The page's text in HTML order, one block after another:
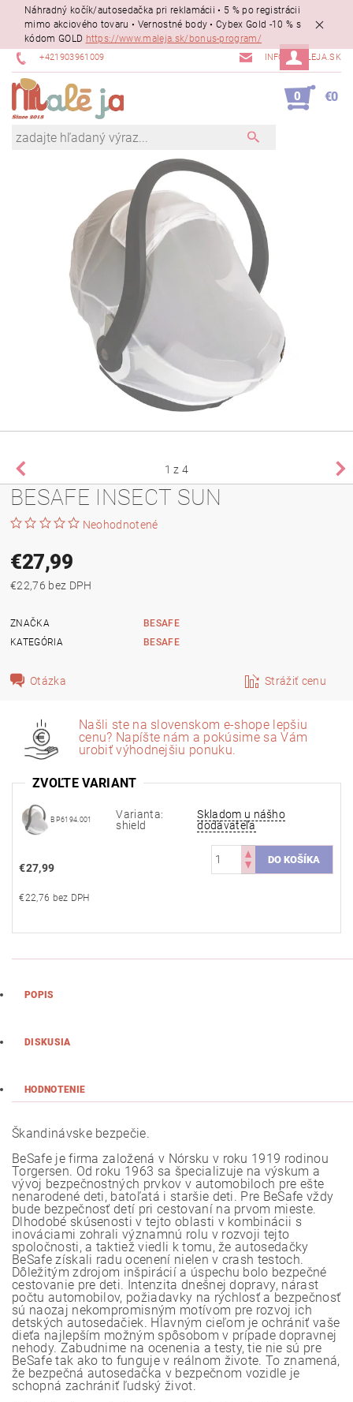
Náhradný kočík/autosedačka pri reklamácii • 5 % po registrácii
mimo akciového tovaru • Vernostné body • Cybex Gold -10 % s
kódom GOLD https://www.maleja.sk/bonus-program/
+421903961009 INFO@MALEJA.SK
0 €0
1 z 4
BESAFE INSECT SUN
Neohodnotené
€27,99
€22,76 bez DPH
ZNAČKA
BESAFE
KATEGÓRIA
BESAFE
Otázka Strážiť cenu
Našli ste na slovenskom e-shope lepšiu
cenu? Napíšte nám a pokúsime sa Vám
urobiť výhodnejšiu ponuku.
ZVOĽTE VARIANT
BP6194.001
Varianta:
shield
Skladom u nášho
dodávateľa
€27,99
€22,76 bez DPH
POPIS
DISKUSIA
HODNOTENIE
Škandinávske bezpečie.
BeSafe je firma založená v Nórsku v roku 1919 rodinou
Torgersen. Od roku 1963 sa špecializuje na výskum a
vývoj bezpečnostných prvkov v automobiloch pre ešte
nenarodené deti, batoľatá i staršie deti. Pre BeSafe vždy
bude bezpečnosť detí pri cestovaní na prvom mieste.
Dlhodobé skúsenosti v tejto oblasti v kombinácii s
inováciami zohrali významnú rolu v rozvoji tejto
spoločnosti, a taktiež viedli k tomu, že autosedačky
BeSafe získali radu ocenení nielen v crash testoch.
Dôležitým zdrojom inšpirácií a úspechu bolo bezpečné
cestovanie pre deti. Intenzita dnešnej dopravy, nárast
počtu automobilov, požiadavky na rýchlosť a bezpečnosť
sú naozaj nekompromisným motívom pre rozvoj ich
detských autosedačiek. Hlavným cieľom je ochrániť vaše
dieťa najlepším možným spôsobom v prípade dopravnej
nehody. Zabudnime na ocenenia a testy, tie nie sú pre
BeSafe tak ako to funguje v reálnom živote. To znamená,
že bezpečná autosedačka v bezpečnom vozidle je
schopná zachrániť ľudský život.